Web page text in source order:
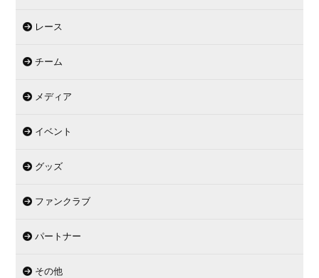
レース
チーム
メディア
イベント
グッズ
ファンクラブ
パートナー
その他